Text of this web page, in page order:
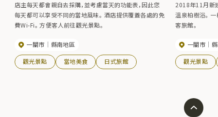
店主每天都會親自去採購，並考慮當天的功能表，因此您
每天都可以享受不同的當地風味。 酒店提供覆蓋各處的免
費Wi-Fi。 方便客人前往觀光景點。
一關市 縣南地區
觀光景點 當地美食 日式旅館
2018年11月新
溫泉柏樹浴。
客旅館。
一關市
觀光景點